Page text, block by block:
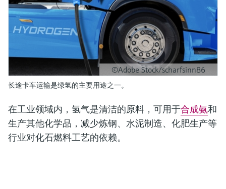
©Adobe Stock/scharfsinn86
长途卡车运输是绿氢的主要用途之一。
在工业领域内，氢气是清洁的原料，可用于合成氨和
生产其他化学品，减少炼钢、水泥制造、化肥生产等
行业对化石燃料工艺的依赖。